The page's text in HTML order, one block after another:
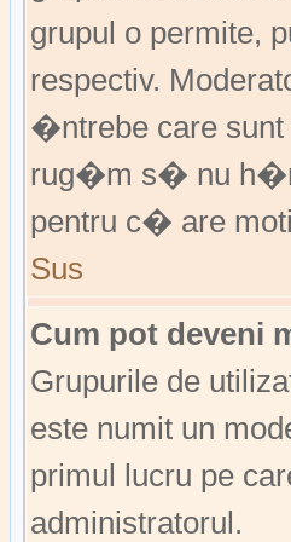
grupul o
respectiv.
�ntrebe care
rug�m s� nu
pentru c� are
Sus
Cum pot deveni
Grupurile de
este numit un
primul lucru pe
administratorul.